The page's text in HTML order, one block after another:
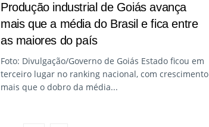
Produção industrial de Goiás avança
mais que a média do Brasil e fica entre
as maiores do país
Foto: Divulgação/Governo de Goiás Estado ficou em
terceiro lugar no ranking nacional, com crescimento
mais que o dobro da média...